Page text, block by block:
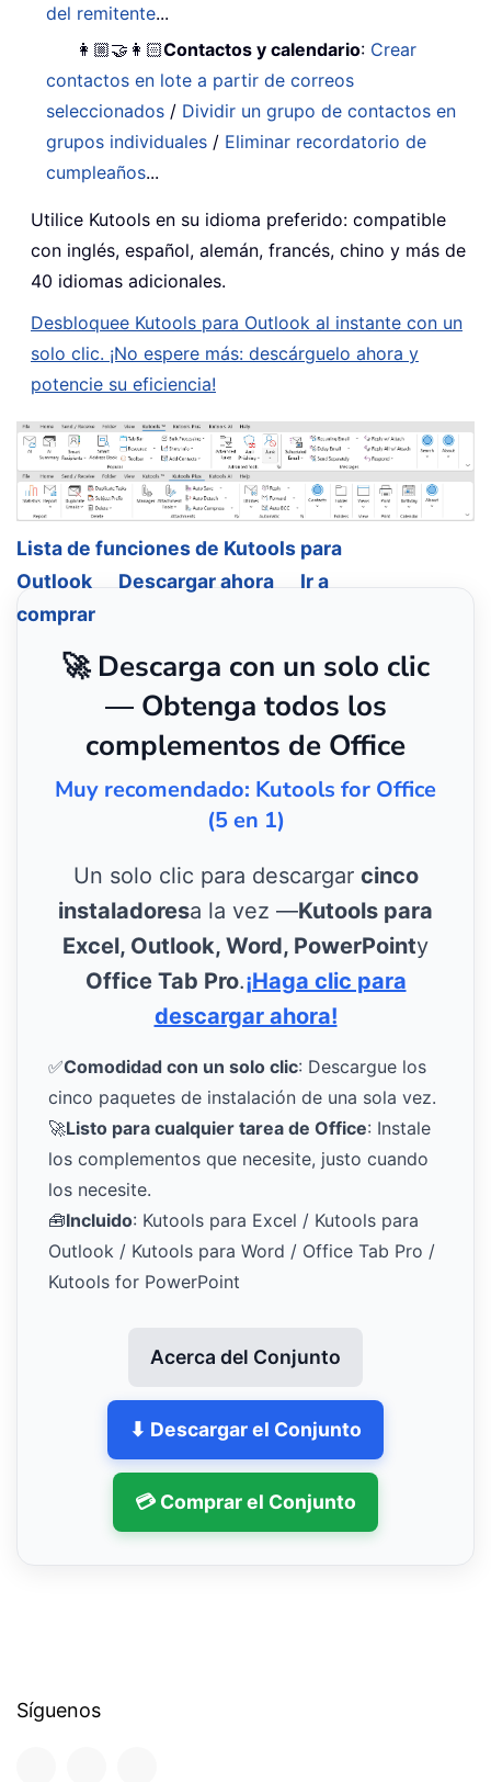
del remitente...
👩🏼‍🤝‍👩🏻Contactos y calendario: Crear
contactos en lote a partir de correos
seleccionados / Dividir un grupo de contactos en
grupos individuales / Eliminar recordatorio de
cumpleaños...
Utilice Kutools en su idioma preferido: compatible
con inglés, español, alemán, francés, chino y más de
40 idiomas adicionales.
Desbloquee Kutools para Outlook al instante con un
solo clic. ¡No espere más: descárguelo ahora y
potencie su eficiencia!
Lista de funciones de Kutools para
Outlook
Descargar ahora
Ir a
comprar
🚀 Descarga con un solo clic
— Obtenga todos los
complementos de Office
Muy recomendado: Kutools for Office
(5 en 1)
Un solo clic para descargar cinco
instaladoresa la vez —Kutools para
Excel, Outlook, Word, PowerPointy
Office Tab Pro.¡Haga clic para
descargar ahora!
✅Comodidad con un solo clic: Descargue los
cinco paquetes de instalación de una sola vez.
🚀Listo para cualquier tarea de Office: Instale
los complementos que necesite, justo cuando
los necesite.
🧰Incluido: Kutools para Excel / Kutools para
Outlook / Kutools para Word / Office Tab Pro /
Kutools for PowerPoint
Acerca del Conjunto
⬇ Descargar el Conjunto
💳 Comprar el Conjunto
Síguenos